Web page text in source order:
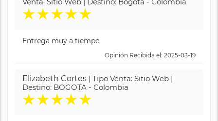
★★★★★
Entrega muy a tiempo
Opinión Recibida el: 2025-03-19
Elizabeth Cortes | Tipo Venta: Sitio Web |
Destino: BOGOTA - Colombia
★★★★★